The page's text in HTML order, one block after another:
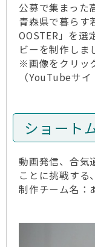
公募で集まった
青森県で暮らす
OOSTER」を選
ビーを制作しま
※画像をクリッ
（YouTubeサイ
ショート
動画発信、合気
ことに挑戦する
制作チーム名：